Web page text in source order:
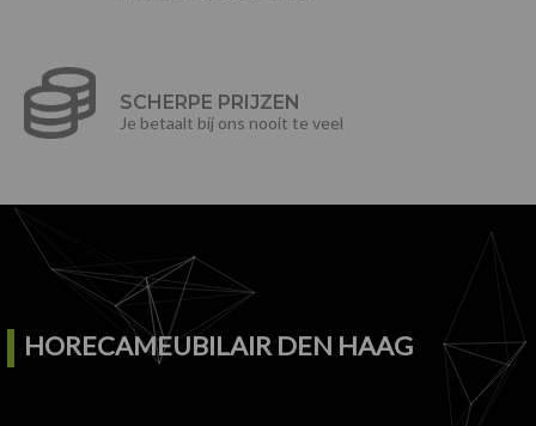
SCHERPE PRIJZEN
Je betaalt bij ons nooit te veel
HORECAMEUBILAIR DEN HAAG